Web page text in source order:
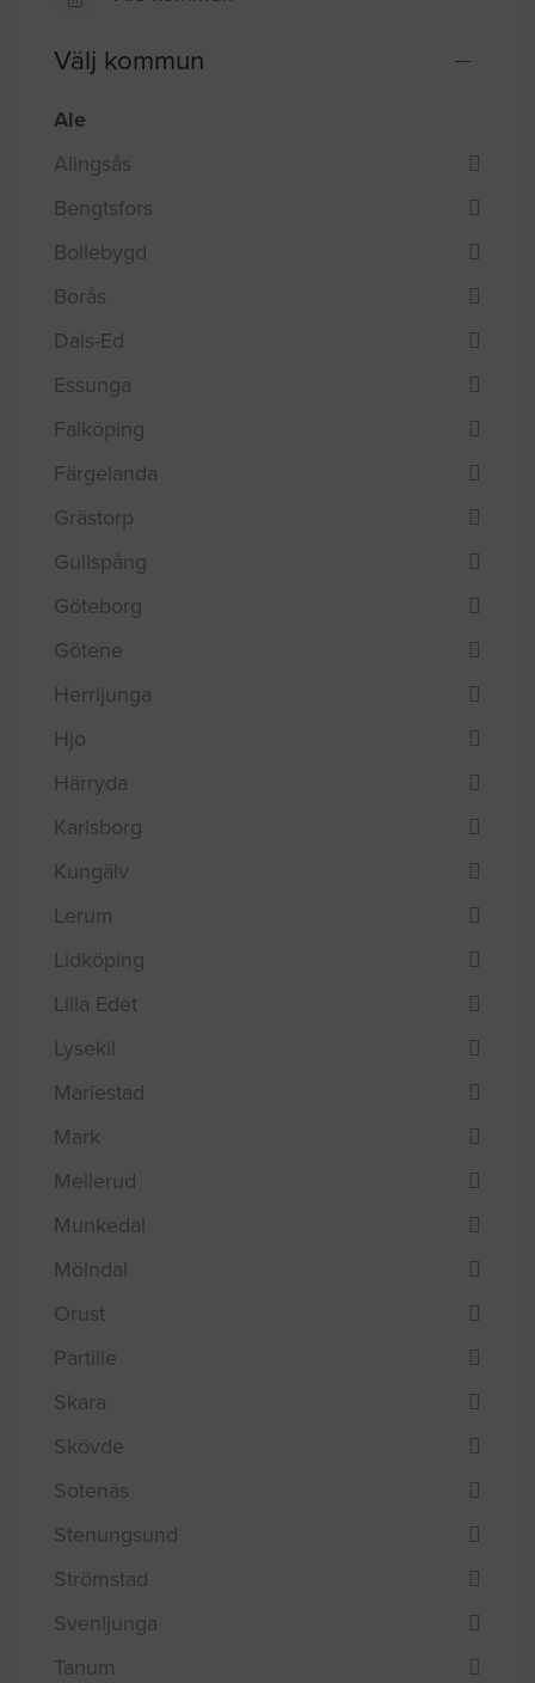
Välj kommun
Ale
Alingsås
Bengtsfors
Bollebygd
Borås
Dals-Ed
Essunga
Falköping
Färgelanda
Grästorp
Gullspång
Göteborg
Götene
Herrljunga
Hjo
Härryda
Karlsborg
Kungälv
Lerum
Lidköping
Lilla Edet
Lysekil
Mariestad
Mark
Mellerud
Munkedal
Mölndal
Orust
Partille
Skara
Skövde
Sotenäs
Stenungsund
Strömstad
Svenljunga
Tanum